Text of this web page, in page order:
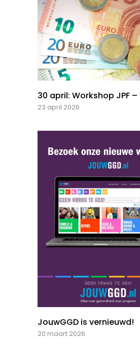
30 april: Workshop JPF
23 april 2026
JouwGGD is vernieuwd!
20 maart 2026